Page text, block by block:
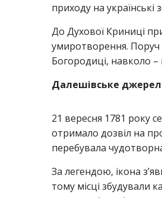
приходу на українські
До Духової Криниці
умиротворення. Поруч
Богородиці, навколо –
Далешівське
21 вересня 1781 року
отримало дозвіл на
перебувала
За легендою, ікона
тому місці збудували